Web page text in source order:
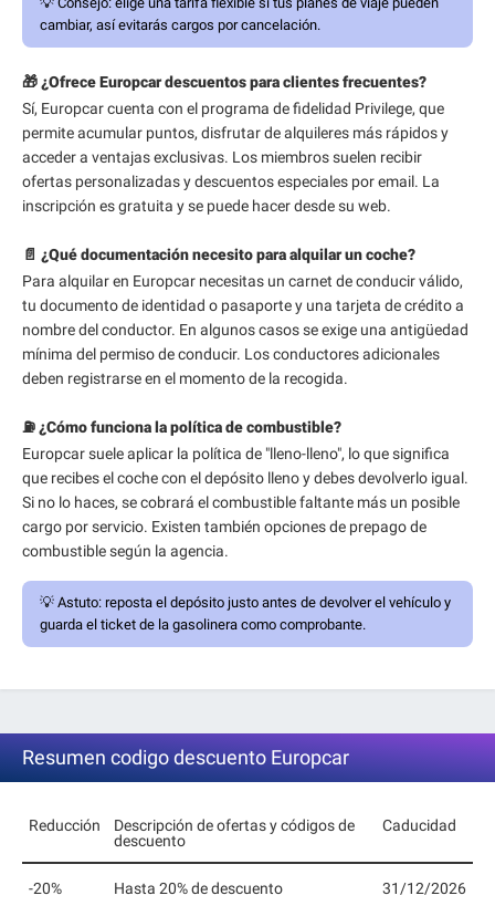
cambiar, así evitarás cargos por cancelación.
🎁 ¿Ofrece Europcar descuentos para clientes frecuentes?
Sí, Europcar cuenta con el programa de fidelidad Privilege, que
permite acumular puntos, disfrutar de alquileres más rápidos y
acceder a ventajas exclusivas. Los miembros suelen recibir
ofertas personalizadas y descuentos especiales por email. La
inscripción es gratuita y se puede hacer desde su web.
📄 ¿Qué documentación necesito para alquilar un coche?
Para alquilar en Europcar necesitas un carnet de conducir válido,
tu documento de identidad o pasaporte y una tarjeta de crédito a
nombre del conductor. En algunos casos se exige una antigüedad
mínima del permiso de conducir. Los conductores adicionales
deben registrarse en el momento de la recogida.
⛽ ¿Cómo funciona la política de combustible?
Europcar suele aplicar la política de "lleno-lleno", lo que significa
que recibes el coche con el depósito lleno y debes devolverlo igual.
Si no lo haces, se cobrará el combustible faltante más un posible
cargo por servicio. Existen también opciones de prepago de
combustible según la agencia.
💡 Astuto: reposta el depósito justo antes de devolver el vehículo y
guarda el ticket de la gasolinera como comprobante.
Resumen codigo descuento Europcar
Reducción
Descripción de ofertas y códigos de
descuento
Caducidad
-20% Hasta 20% de descuento 31/12/2026